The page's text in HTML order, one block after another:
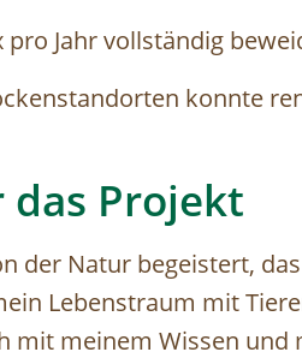
pro Jahr vollständig
konnte
Projekt
der Natur begeistert,
Lebenstraum mit
mit meinem Wissen und